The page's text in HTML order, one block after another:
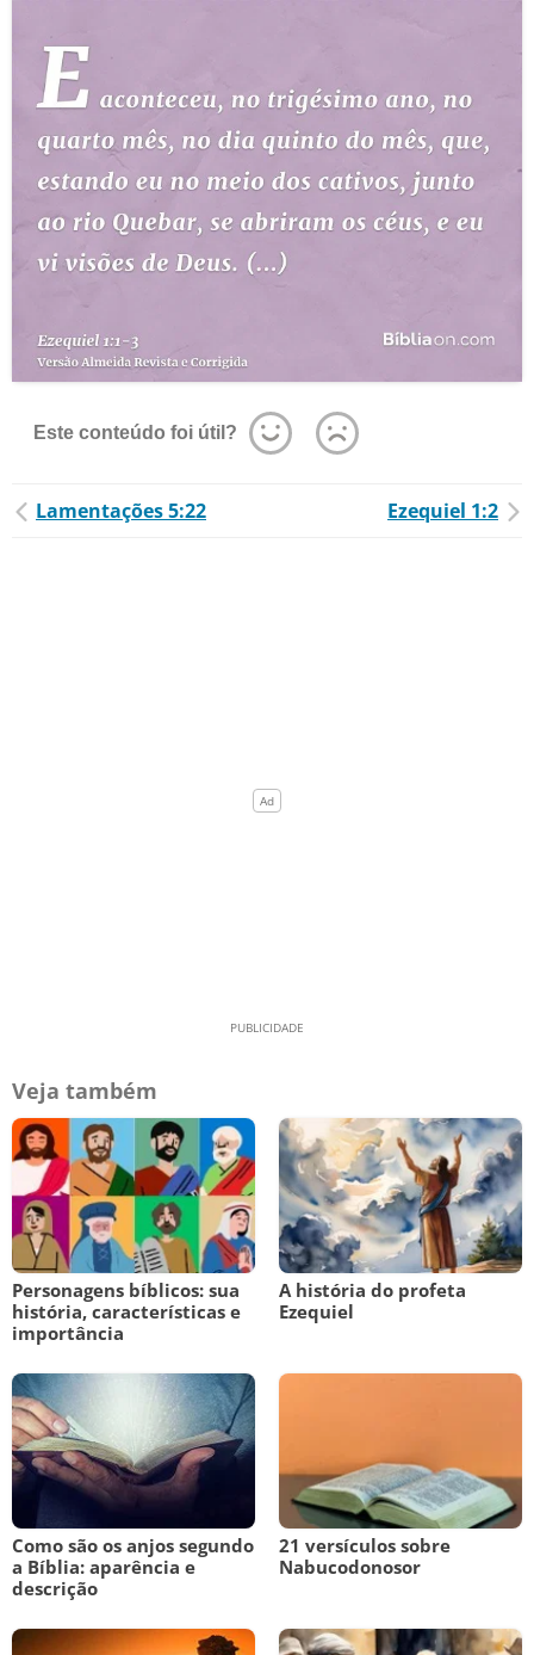
Este conteúdo foi útil?
Lamentações 5:22 Ezequiel 1:2
Veja também
Personagens bíblicos: sua
história, características e
importância
A história do profeta
Ezequiel
Como são os anjos segundo
a Bíblia: aparência e
descrição
21 versículos sobre
Nabucodonosor